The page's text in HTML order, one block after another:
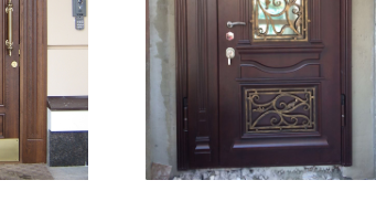
45 руб./км
200 руб./этаж